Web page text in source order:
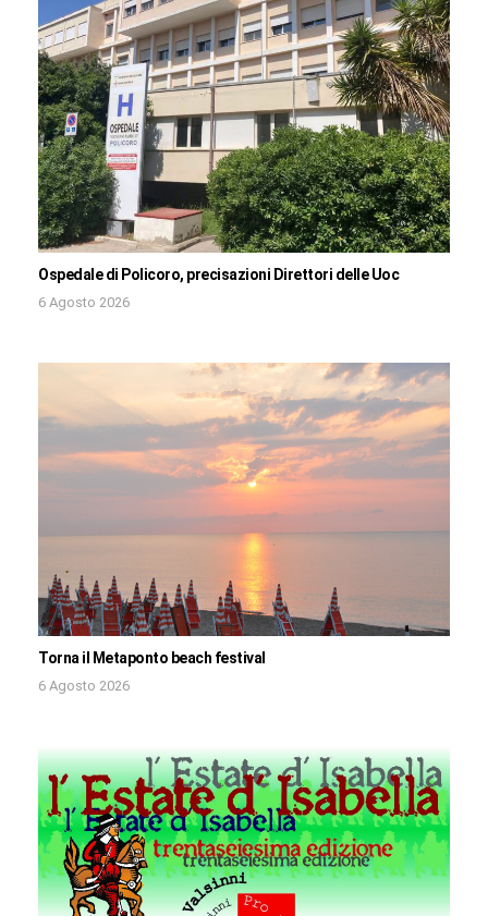
Ospedale di Policoro, precisazioni Direttori delle Uoc
6 Agosto 2026
Torna il Metaponto beach festival
6 Agosto 2026